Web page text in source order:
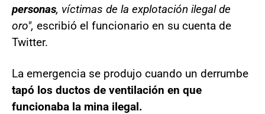
personas, víctimas de la explotación ilegal de
oro", escribió el funcionario en su cuenta de
Twitter.
La emergencia se produjo cuando un derrumbe
tapó los ductos de ventilación en que
funcionaba la mina ilegal.